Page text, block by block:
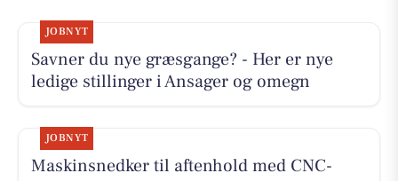
JOBNYT
Savner du nye græsgange? - Her er nye
ledige stillinger i Ansager og omegn
JOBNYT
Maskinsnedker til aftenhold med CNC-